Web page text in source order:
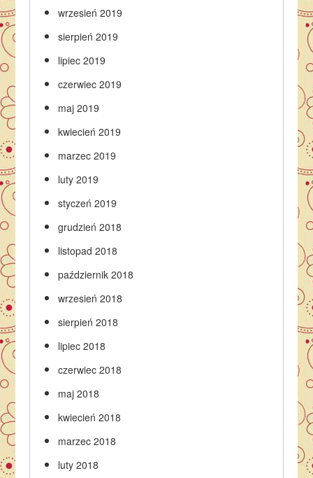
wrzesień 2019
sierpień 2019
lipiec 2019
czerwiec 2019
maj 2019
kwiecień 2019
marzec 2019
luty 2019
styczeń 2019
grudzień 2018
listopad 2018
październik 2018
wrzesień 2018
sierpień 2018
lipiec 2018
czerwiec 2018
maj 2018
kwiecień 2018
marzec 2018
luty 2018